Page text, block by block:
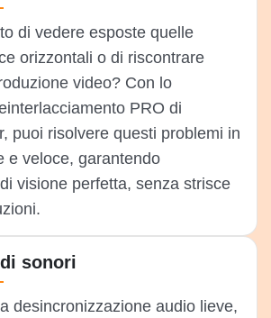
di vedere esposte quelle
orizzontali o di riscontrare
video? Con lo
PRO di
puoi risolvere questi problemi in
e veloce, garantendo
visione perfetta, senza strisce
sonori
desincronizzazione audio lieve,